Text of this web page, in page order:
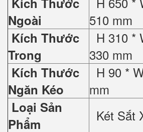
Ngoài
510 mm
Kích Thước
Trong
H 310 *
330 mm
Kích Thước
Ngăn Kéo
H 90 *
mm
Loại Sản
Phẩm
Két Sắt